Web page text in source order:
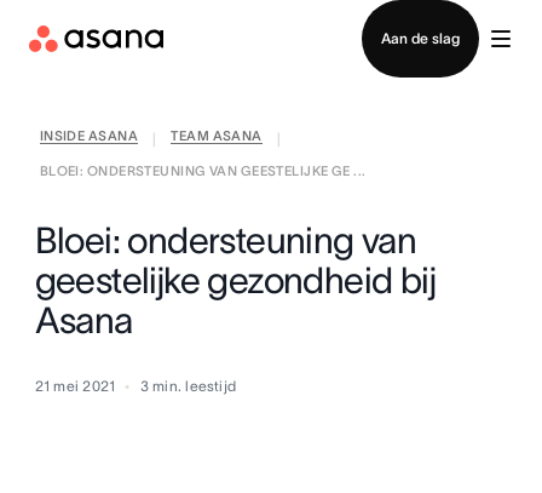
Aan de slag
Contact opnemen met verkoop
INSIDE ASANA TEAM ASANA
BLOEI: ONDERSTEUNING VAN GEESTELIJKE GE ...
Bloei: ondersteuning van
geestelijke gezondheid bij
Asana
21 mei 2021 3 min. leestijd